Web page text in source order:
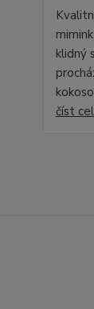
klidný
číst